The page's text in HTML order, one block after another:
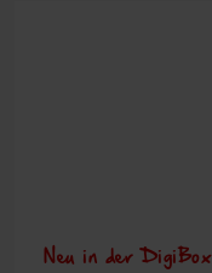
Neu in der DigiBox